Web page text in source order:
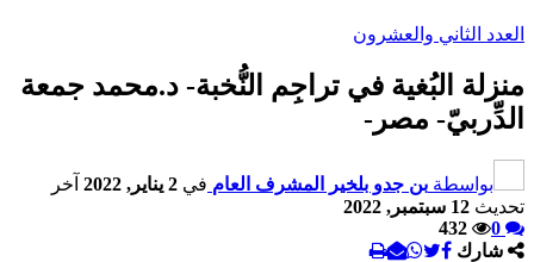
العدد الثاني والعشرون
منزلة البُغية في تراجِم النُّخبة- د.محمد جمعة
الدِّربيّ- مصر-
بواسطة بن جدو بلخير المشرف العام في 2 يناير, 2022
آخر
تحديث 12 سبتمبر, 2022
0
432
شارك